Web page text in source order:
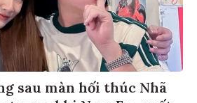
sau màn hối thúc Nhã